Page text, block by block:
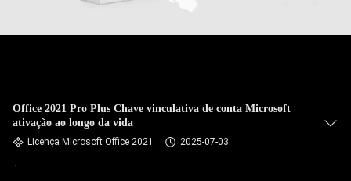
Office 2021 Pro Plus Chave vinculativa de conta Microsoft
ativação ao longo da vida
Licença Microsoft Office 2021 2025-07-03